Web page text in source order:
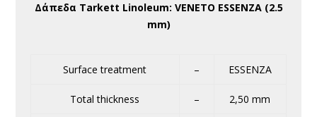
Δάπεδα Tarkett Linoleum: VENETO ESSENZA (2.5
mm)
Surface treatment – ESSENZA
Total thickness – 2,50 mm